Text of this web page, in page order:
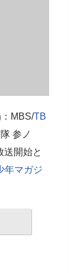
MBS/TB
参ノ
送開始と
年マガジ